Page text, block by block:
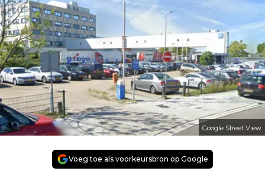
Google Street View
Voeg toe als voorkeursbron op Google